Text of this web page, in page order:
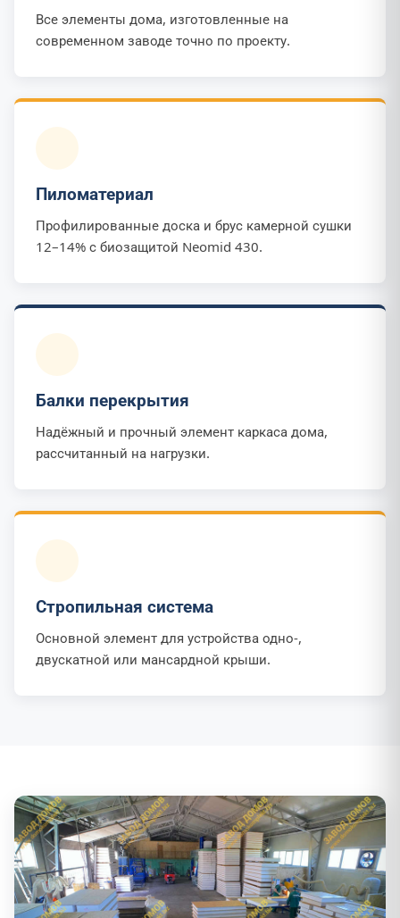
Все элементы дома, изготовленные на
современном заводе точно по проекту.
Пиломатериал
Профилированные доска и брус камерной сушки
12–14% с биозащитой Neomid 430.
Балки перекрытия
Надёжный и прочный элемент каркаса дома,
рассчитанный на нагрузки.
Стропильная система
Основной элемент для устройства одно-,
двускатной или мансардной крыши.